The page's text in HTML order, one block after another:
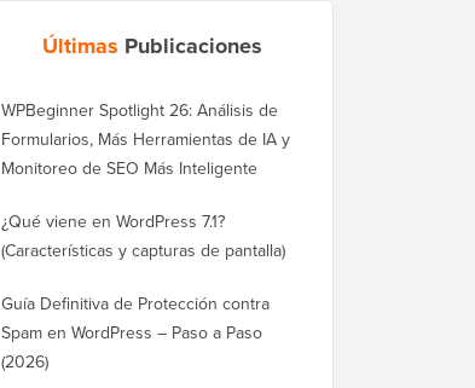
Últimas Publicaciones
WPBeginner Spotlight 26: Análisis de
Formularios, Más Herramientas de IA y
Monitoreo de SEO Más Inteligente
¿Qué viene en WordPress 7.1?
(Características y capturas de pantalla)
Guía Definitiva de Protección contra
Spam en WordPress – Paso a Paso
(2026)